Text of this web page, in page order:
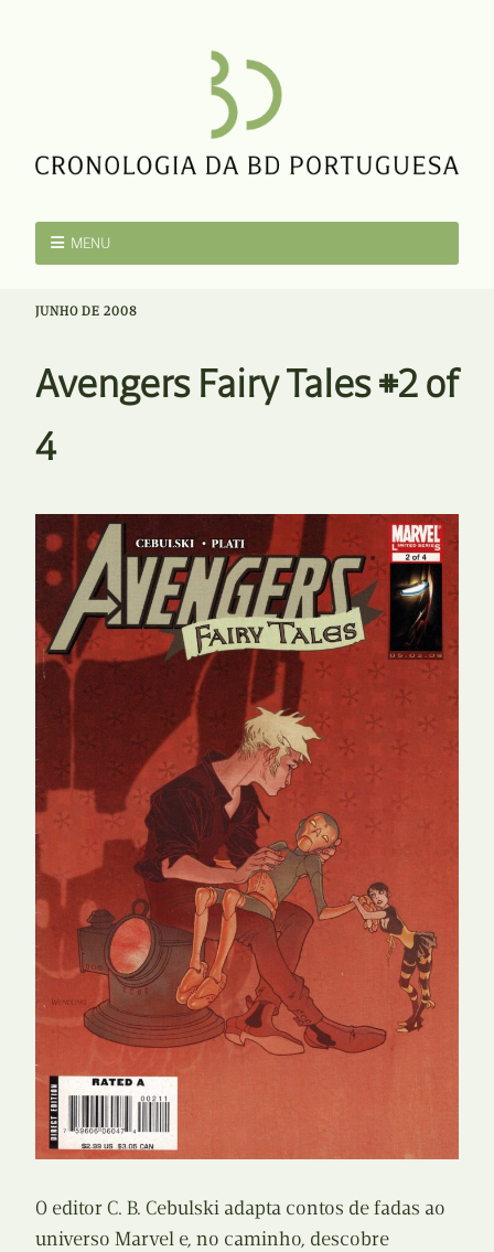
MENU
JUNHO DE 2008
Avengers Fairy Tales #2 of
4
O editor C. B. Cebulski adapta contos de fadas ao
universo Marvel e, no caminho, descobre